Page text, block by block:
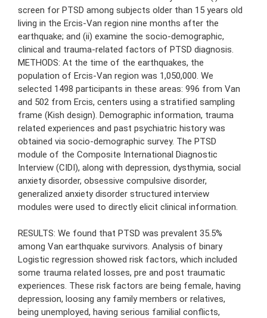
screen for PTSD among subjects older than 15 years old
living in the Ercis-Van region nine months after the
earthquake; and (ii) examine the socio-demographic,
clinical and trauma-related factors of PTSD diagnosis.
METHODS: At the time of the earthquakes, the
population of Ercis-Van region was 1,050,000. We
selected 1498 participants in these areas: 996 from Van
and 502 from Ercis, centers using a stratified sampling
frame (Kish design). Demographic information, trauma
related experiences and past psychiatric history was
obtained via socio-demographic survey. The PTSD
module of the Composite International Diagnostic
Interview (CIDI), along with depression, dysthymia, social
anxiety disorder, obsessive compulsive disorder,
generalized anxiety disorder structured interview
modules were used to directly elicit clinical information.
RESULTS: We found that PTSD was prevalent 35.5%
among Van earthquake survivors. Analysis of binary
Logistic regression showed risk factors, which included
some trauma related losses, pre and post traumatic
experiences. These risk factors are being female, having
depression, loosing any family members or relatives,
being unemployed, having serious familial conflicts,